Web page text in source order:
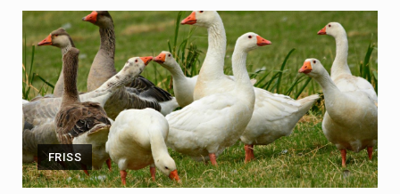
FRISS